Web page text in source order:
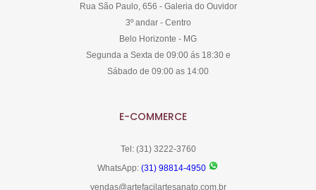
Rua São Paulo, 656 - Galeria do Ouvidor
3º andar - Centro
Belo Horizonte - MG
Segunda a Sexta de 09:00 ás 18:30 e
Sábado de 09:00 as 14:00
E-COMMERCE
Tel: (31) 3222-3760
WhatsApp: (31) 98814-4950
vendas@artefacilartesanato.com.br